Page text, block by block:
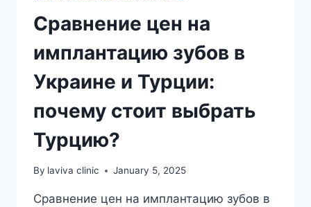
Сравнение цен на
имплантацию зубов в
Украине и Турции:
почему стоит выбрать
Турцию?
By laviva clinic January 5, 2025
Сравнение цен на имплантацию зубов в